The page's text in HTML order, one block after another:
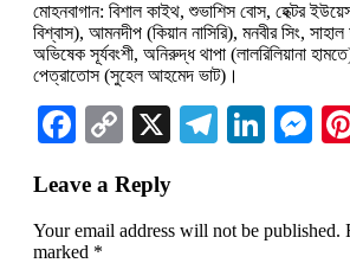
মোহনবাগান: বিশাল কাইথ, শুভাশিস বোস, হেক্টর
বিশ্বাস), আমনদীপ (কিয়ান নাসিরি), মনবীর সিং,
অভিষেক সূর্যবংশী, অনিরুদ্ধ থাপা (লালরিলিয়ানা
পেত্রাতোস (সুহেল আহমেদ ভাট)।
Facebook
Copy
X
Leave a Reply
Your email address will not be published.
marked *